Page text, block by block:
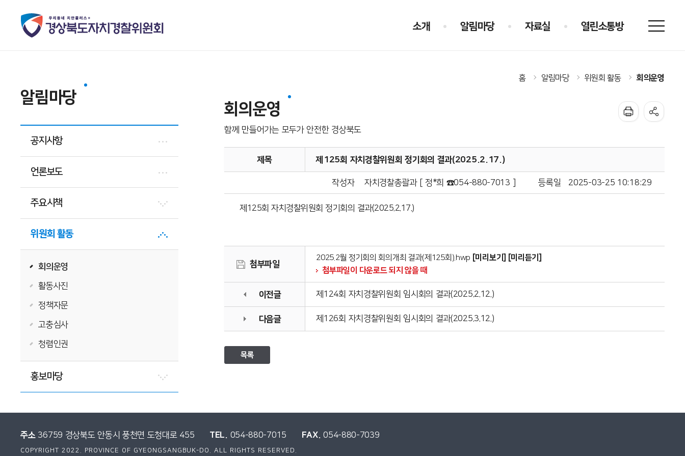
소개 알림마당 자료실 열린소통방
알림마당
공지사항
언론보도
주요시책
위원회 활동
회의운영
활동사진
정책자문
고충심사
청렴인권
홍보마당
홈 알림마당 위원회 활동 회의운영
회의운영
함께 만들어가는 모두가 안전한 경상북도
제목 제125회 자치경찰위원회 정기회의 결과(2025.2.17.)
등록일 2025-03-25 10:18:29
작성자 자치경찰총괄과 [ 정*희 ☎054-880-7013 ]
제125회 자치경찰위원회 정기회의 결과(2025.2.17.)
첨부파일
2025.2월 정기회의 회의개최 결과(제125회).hwp [미리보기] [미리듣기]
첨부파일이 다운로드 되지 않을 때
이전글 제124회 자치경찰위원회 임시회의 결과(2025.2.12.)
다음글 제126회 자치경찰위원회 임시회의 결과(2025.3.12.)
목록
주소36759 경상북도 안동시 풍천면 도청대로 455 TEL. 054-880-7015 FAX. 054-880-7039
COPYRIGHT 2022. PROVINCE OF GYEONGSANGBUK-DO. ALL RIGHTS RESERVED.